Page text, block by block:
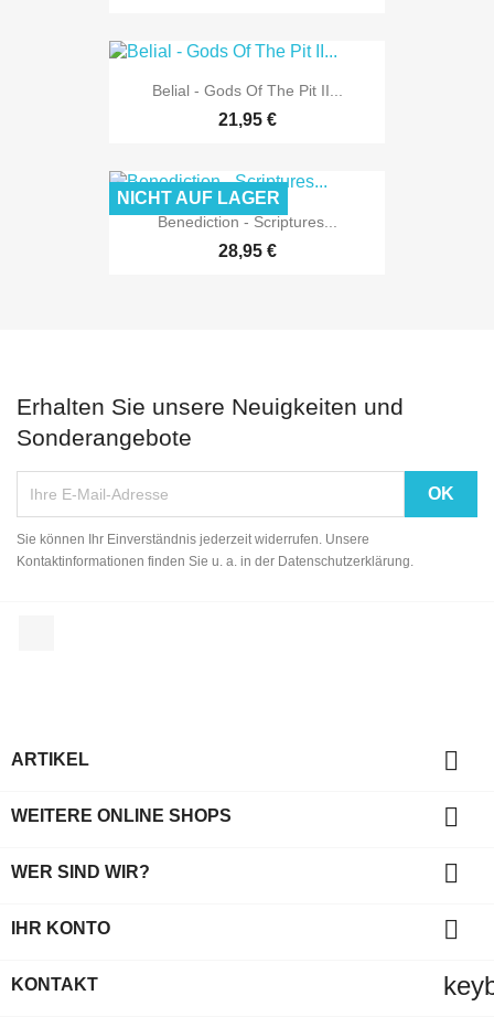
Belial - Gods Of The Pit II...
21,95 €
Benediction - Scriptures...
28,95 €
NICHT AUF LAGER
Erhalten Sie unsere Neuigkeiten und
Sonderangebote
Sie können Ihr Einverständnis jederzeit widerrufen. Unsere
Kontaktinformationen finden Sie u. a. in der Datenschutzerklärung.
ARTIKEL 
WEITERE ONLINE SHOPS 
WER SIND WIR? 
IHR KONTO 
KONTAKT